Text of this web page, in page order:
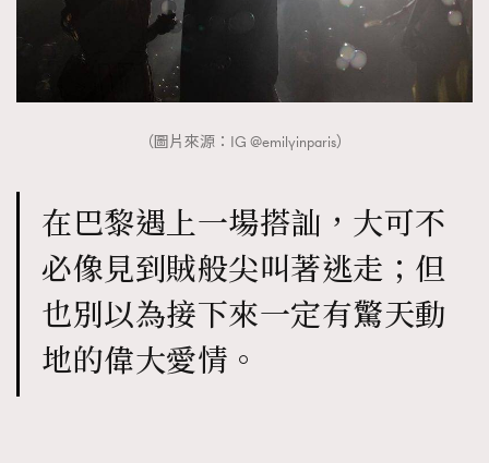
（圖片來源：IG @emilyinparis）
在巴黎遇上一場搭訕，大可不
必像見到賊般尖叫著逃走；但
也別以為接下來一定有驚天動
地的偉大愛情。